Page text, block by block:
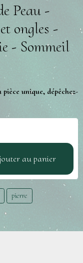
Peau -
ongles -
- Sommeil
unique, dépêchez-
au panier
pierre